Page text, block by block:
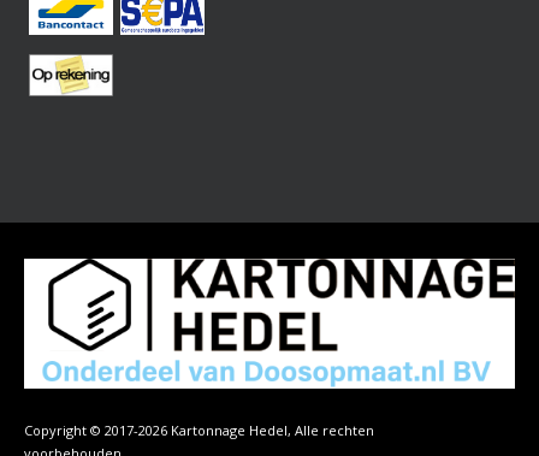
Copyright © 2017-2026 Kartonnage Hedel, Alle rechten